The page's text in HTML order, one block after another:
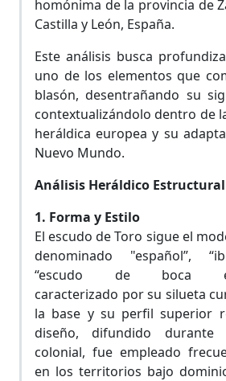
homónima de la provincia de
Castilla y León, España.
Este análisis busca
uno de los elementos que
blasón, desentrañando su
contextualizándolo dentro de
heráldica europea y su
Nuevo Mundo.
Análisis Heráldico Estructural
1. Forma y Estilo
El escudo de Toro sigue el
denominado "español”,
“escudo de boca
caracterizado por su silueta
la base y su perfil superior
diseño, difundido durante
colonial, fue empleado
en los territorios bajo